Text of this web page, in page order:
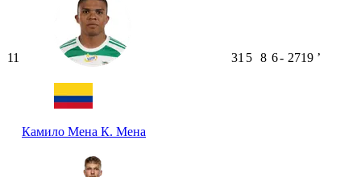
11
Камило Мена К. Мена
31 5 8 6- 2719 ʼ